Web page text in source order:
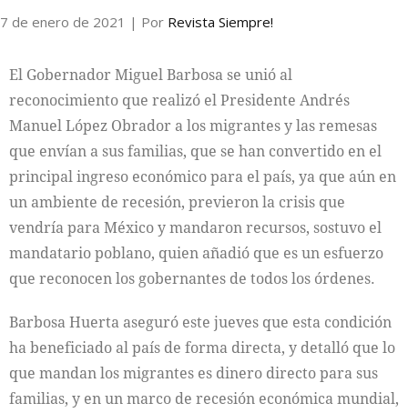
7 de enero de 2021 | Por Revista Siempre!
El Gobernador Miguel Barbosa se unió al
reconocimiento que realizó el Presidente Andrés
Manuel López Obrador a los migrantes y las remesas
que envían a sus familias, que se han convertido en el
principal ingreso económico para el país, ya que aún en
un ambiente de recesión, previeron la crisis que
vendría para México y mandaron recursos, sostuvo el
mandatario poblano, quien añadió que es un esfuerzo
que reconocen los gobernantes de todos los órdenes.
Barbosa Huerta aseguró este jueves que esta condición
ha beneficiado al país de forma directa, y detalló que lo
que mandan los migrantes es dinero directo para sus
familias, y en un marco de recesión económica mundial,